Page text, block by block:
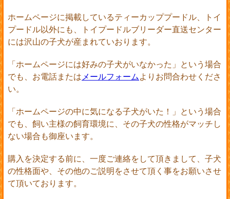
ホームページに掲載しているティーカッププードル、トイ
プードル以外にも、トイプードルブリーダー直送センター
には沢山の子犬が産まれていおります。
「ホームページには好みの子犬がいなかった」という場合
でも、お電話または メールフォームよりお問合わせくださ
い。
「ホームページの中に気になる子犬がいた！」という場合
でも、飼い主様の飼育環境に、その子犬の性格がマッチし
ない場合も御座います。
購入を決定する前に、一度ご連絡をして頂きまして、子犬
の性格面や、その他のご説明をさせて頂く事をお願いさせ
て頂いております。